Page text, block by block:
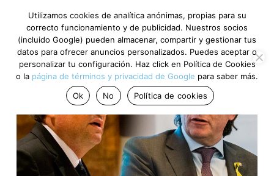
Utilizamos cookies de analítica anónimas, propias para su
correcto funcionamiento y de publicidad. Nuestros socios
(incluido Google) pueden almacenar, compartir y gestionar tus
datos para ofrecer anuncios personalizados. Puedes aceptar o
personalizar tu configuración. Haz click en Política de Cookies
o la página de términos y privacidad de Google para saber más.
Ok
No Política de cookies